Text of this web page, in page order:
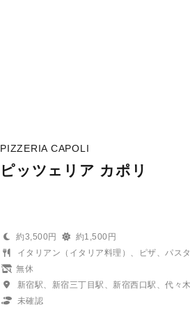
PIZZERIA CAPOLI
ピッツェリア カポリ
約3,500円
約1,500円
イタリアン（イタリア料理）、ピザ、パスタ
無休
新宿駅、新宿三丁目駅、新宿西口駅、代々
未確認